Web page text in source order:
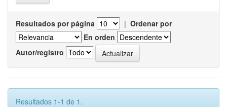
Resultados por página | Ordenar por
En orden
Autor/registro
Resultados 1-1 de 1.